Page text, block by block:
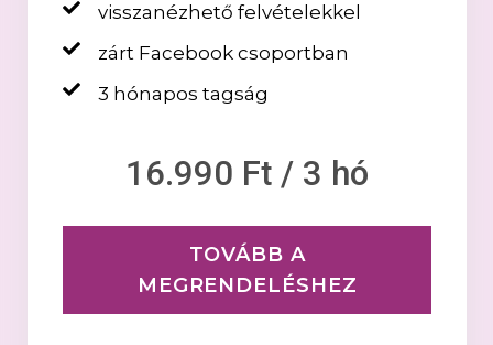
visszanézhető felvételekkel
zárt Facebook csoportban
3 hónapos tagság
16.990 Ft / 3 hó
TOVÁBB A
MEGRENDELÉSHEZ